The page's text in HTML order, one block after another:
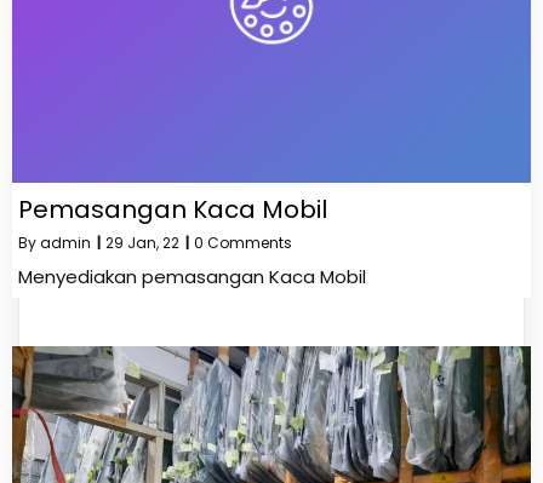
Pemasangan Kaca Mobil
Byadmin | 29 Jan, 22 | 0 Comments
Menyediakan pemasangan Kaca Mobil